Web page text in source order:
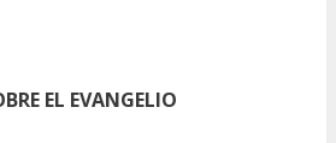
EL EVANGELIO